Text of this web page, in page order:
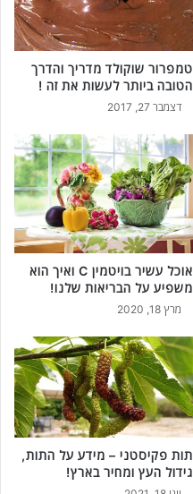
טמפרור שוקולד מדריך והדרך
הטובה ביותר לעשות את זה !
דצמבר 27, 2017
אוכל עשיר בויטמין C ואיך הוא
משפיע על הבריאות שלנו!
מרץ 18, 2020
תות פקיסטני – מידע על התות,
גידול העץ ומחיר בארץ!